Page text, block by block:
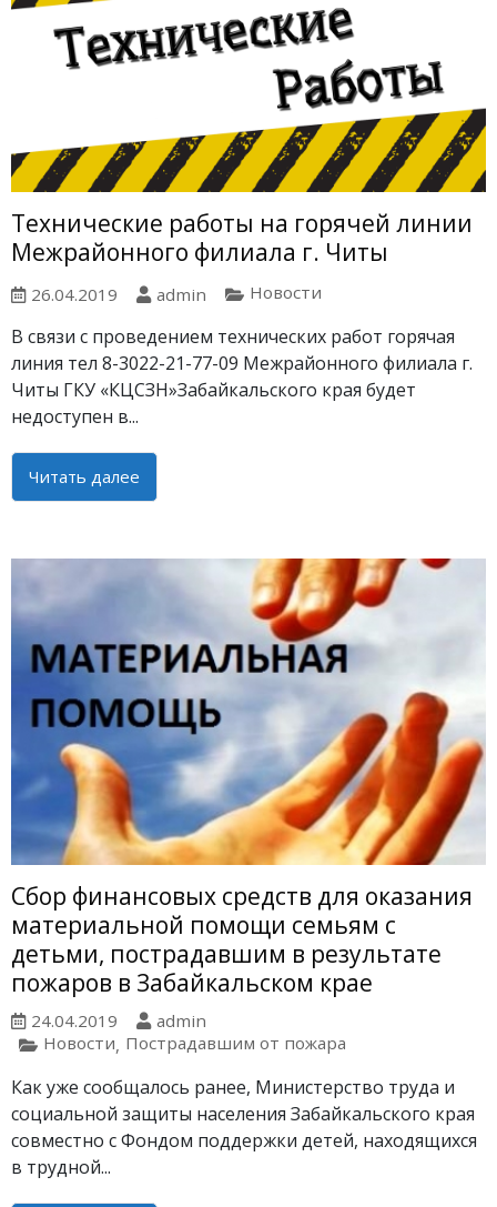
Технические работы на горячей линии
Межрайонного филиала г. Читы
26.04.2019 admin Новости
В связи с проведением технических работ горячая
линия тел 8-3022-21-77-09 Межрайонного филиала г.
Читы ГКУ «КЦСЗН»Забайкальского края будет
недоступен в...
Читать далее
Сбор финансовых средств для оказания
материальной помощи семьям с
детьми, пострадавшим в результате
пожаров в Забайкальском крае
24.04.2019
admin
Новости, Пострадавшим от пожара
Как уже сообщалось ранее, Министерство труда и
социальной защиты населения Забайкальского края
совместно с Фондом поддержки детей, находящихся
в трудной...